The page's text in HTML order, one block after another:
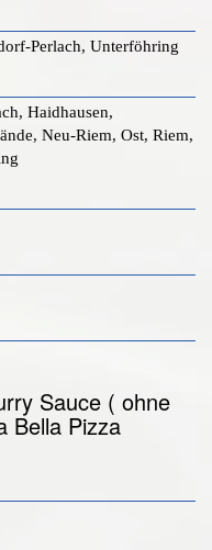
Perlach, Unterföhring
Haidhausen,
Neu-Riem, Ost, Riem,
Sauce ( ohne
Bella Pizza